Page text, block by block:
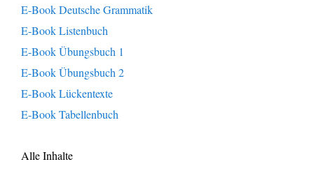
E-Book Deutsche Grammatik
E-Book Listenbuch
E-Book Übungsbuch 1
E-Book Übungsbuch 2
E-Book Lückentexte
E-Book Tabellenbuch
Alle Inhalte